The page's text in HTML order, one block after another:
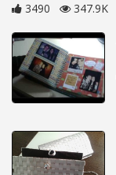
3490 347.9K